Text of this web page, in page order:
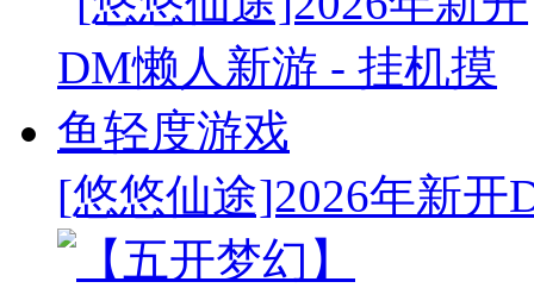
[悠悠仙途]2026年新开